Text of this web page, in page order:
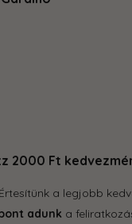
balkonod, kerted
hogy a kertészkedés
vágysz.
2000 Ft
a legjobb
adunk a